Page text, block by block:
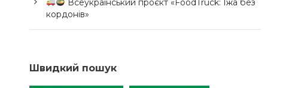
Всеукраїнський проєкт «FoodTruck: Їжа без
кордонів»
Швидкий пошук